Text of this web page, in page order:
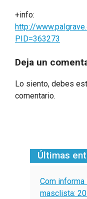
+info:
http://
PID=363273
Deja un
Lo siento, debes
comentario.
Últimas
Com
masclista: